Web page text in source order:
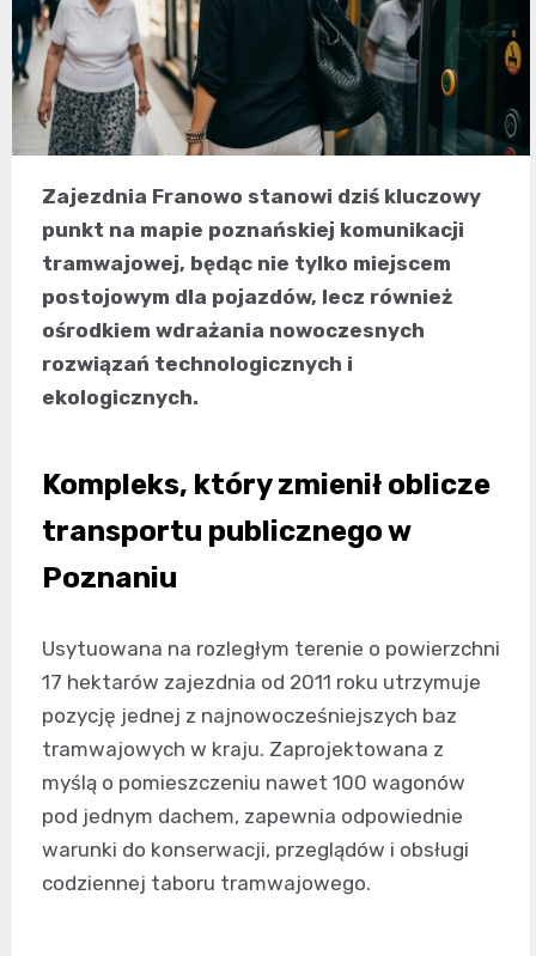
Zajezdnia Franowo stanowi dziś kluczowy
punkt na mapie poznańskiej komunikacji
tramwajowej, będąc nie tylko miejscem
postojowym dla pojazdów, lecz również
ośrodkiem wdrażania nowoczesnych
rozwiązań technologicznych i
ekologicznych.
Kompleks, który zmienił oblicze
transportu publicznego w
Poznaniu
Usytuowana na rozległym terenie o powierzchni
17 hektarów zajezdnia od 2011 roku utrzymuje
pozycję jednej z najnowocześniejszych baz
tramwajowych w kraju. Zaprojektowana z
myślą o pomieszczeniu nawet 100 wagonów
pod jednym dachem, zapewnia odpowiednie
warunki do konserwacji, przeglądów i obsługi
codziennej taboru tramwajowego.